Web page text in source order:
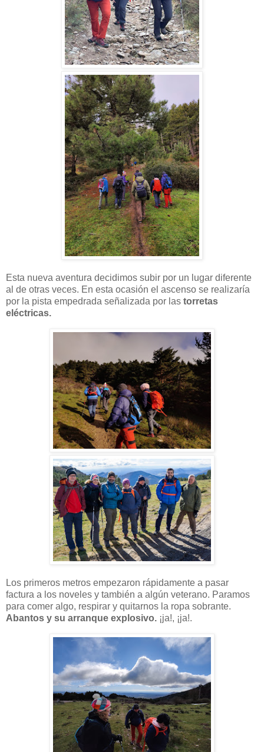
Esta nueva aventura decidimos subir por un lugar diferente
al de otras veces. En esta ocasión el ascenso se realizaría
por la pista empedrada señalizada por las torretas
eléctricas.
Los primeros metros empezaron rápidamente a pasar
factura a los noveles y también a algún veterano. Paramos
para comer algo, respirar y quitarnos la ropa sobrante.
Abantos y su arranque explosivo. ¡ja!, ¡ja!.